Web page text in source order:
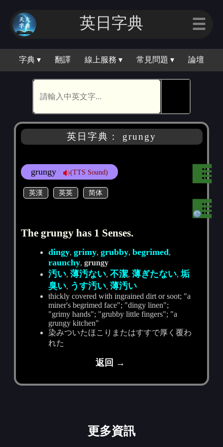
英日字典 ☰
字典 ▾ 翻譯 線上服務 ▾ 常見問題 ▾ 論壇
英日字典： grungy
grungy (TTS Sound)
英漢 英英 简体
The grungy has 1 Senses.
dingy,grimy,grubby,begrimed,
raunchy,grungy
汚い,薄汚ない,不潔,薄ぎたない,垢
臭い, うす汚い,薄汚い
thickly covered with ingrained dirt or soot; "a
miner's begrimed face"; "dingy linen";
"grimy hands"; "grubby little fingers"; "a
grungy kitchen"
染みついたほこりまたはすすで厚く覆わ
れた
返回 →
更多資訊